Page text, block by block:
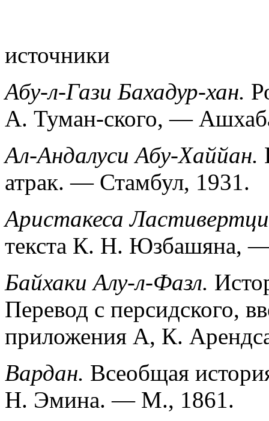
источники
Абу-л-Гази Бахадур-хан.
А. Туман-ского, —
Ал-Андалуси Абу-Хаййан.
атрак. — Стамбул, 1931.
Аристакеса
текста К. Н. Юзбашяна,
Байхаки Алу-л-Фазл.
Перевод с персидского,
приложения А, К.
Вардан. Всеобщая
Н. Эмина. — М., 1861.